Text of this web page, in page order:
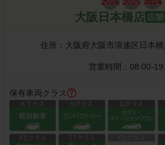
大阪日本橋店
住所： 大阪府大阪市浪速区日本
営業時間： 08:00-
保有車両クラス